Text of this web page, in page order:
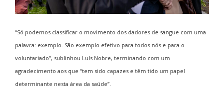
“Só podemos classificar o movimento dos dadores de sangue com uma
palavra: exemplo. São exemplo efetivo para todos nós e para o
voluntariado”, sublinhou Luís Nobre, terminando com um
agradecimento aos que “tem sido capazes e têm tido um papel
determinante nesta área da saúde”.